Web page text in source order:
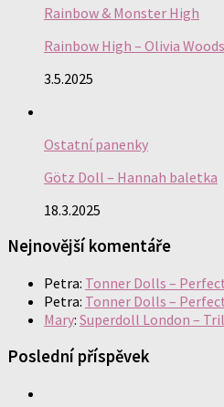
Rainbow & Monster High
Rainbow High – Olivia Woods
3.5.2025
Ostatní panenky
Götz Doll – Hannah baletka
18.3.2025
Nejnovější komentáře
Petra: Tonner Dolls –
Petra: Tonner Dolls –
Mary: Superdoll London –
Poslední příspěvek